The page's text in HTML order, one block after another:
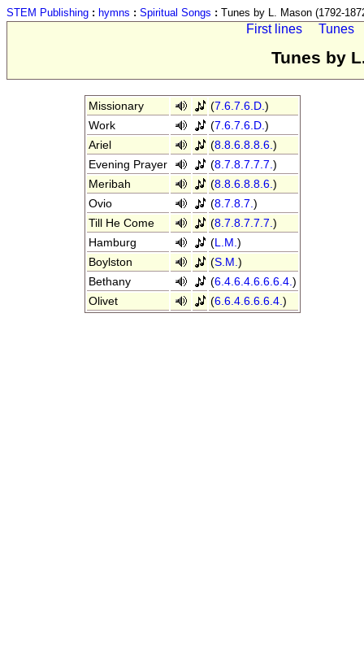
STEM Publishing : hymns : Spiritual Songs : Tunes by L. Mason (1792-
First lines Tunes
Tunes by
Missionary (7.6.7.6.D.)
Work
(7.6.7.6.D.)
Ariel
(8.8.6.8.8.6.)
Evening Prayer
(8.7.8.7.7.7.)
Meribah
(8.8.6.8.8.6.)
Ovio
(8.7.8.7.)
Till He Come
(8.7.8.7.7.7.)
Hamburg
(L.M.)
Boylston
(S.M.)
Bethany
(6.4.6.4.6.6.6.4.)
Olivet
(6.6.4.6.6.6.4.)